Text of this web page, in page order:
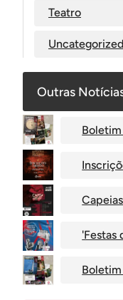
Teatro
Uncategorized
Outras
'Festas